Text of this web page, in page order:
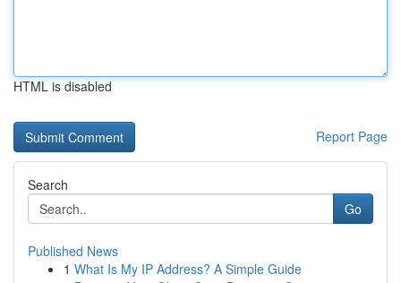
HTML is disabled
Report Page
Search
Go
Published News
1 What Is My IP Address? A Simple Guide